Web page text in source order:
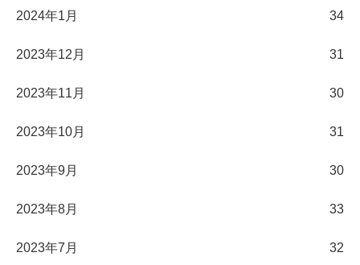
2024年1月 34
2023年12月 31
2023年11月 30
2023年10月 31
2023年9月 30
2023年8月 33
2023年7月 32